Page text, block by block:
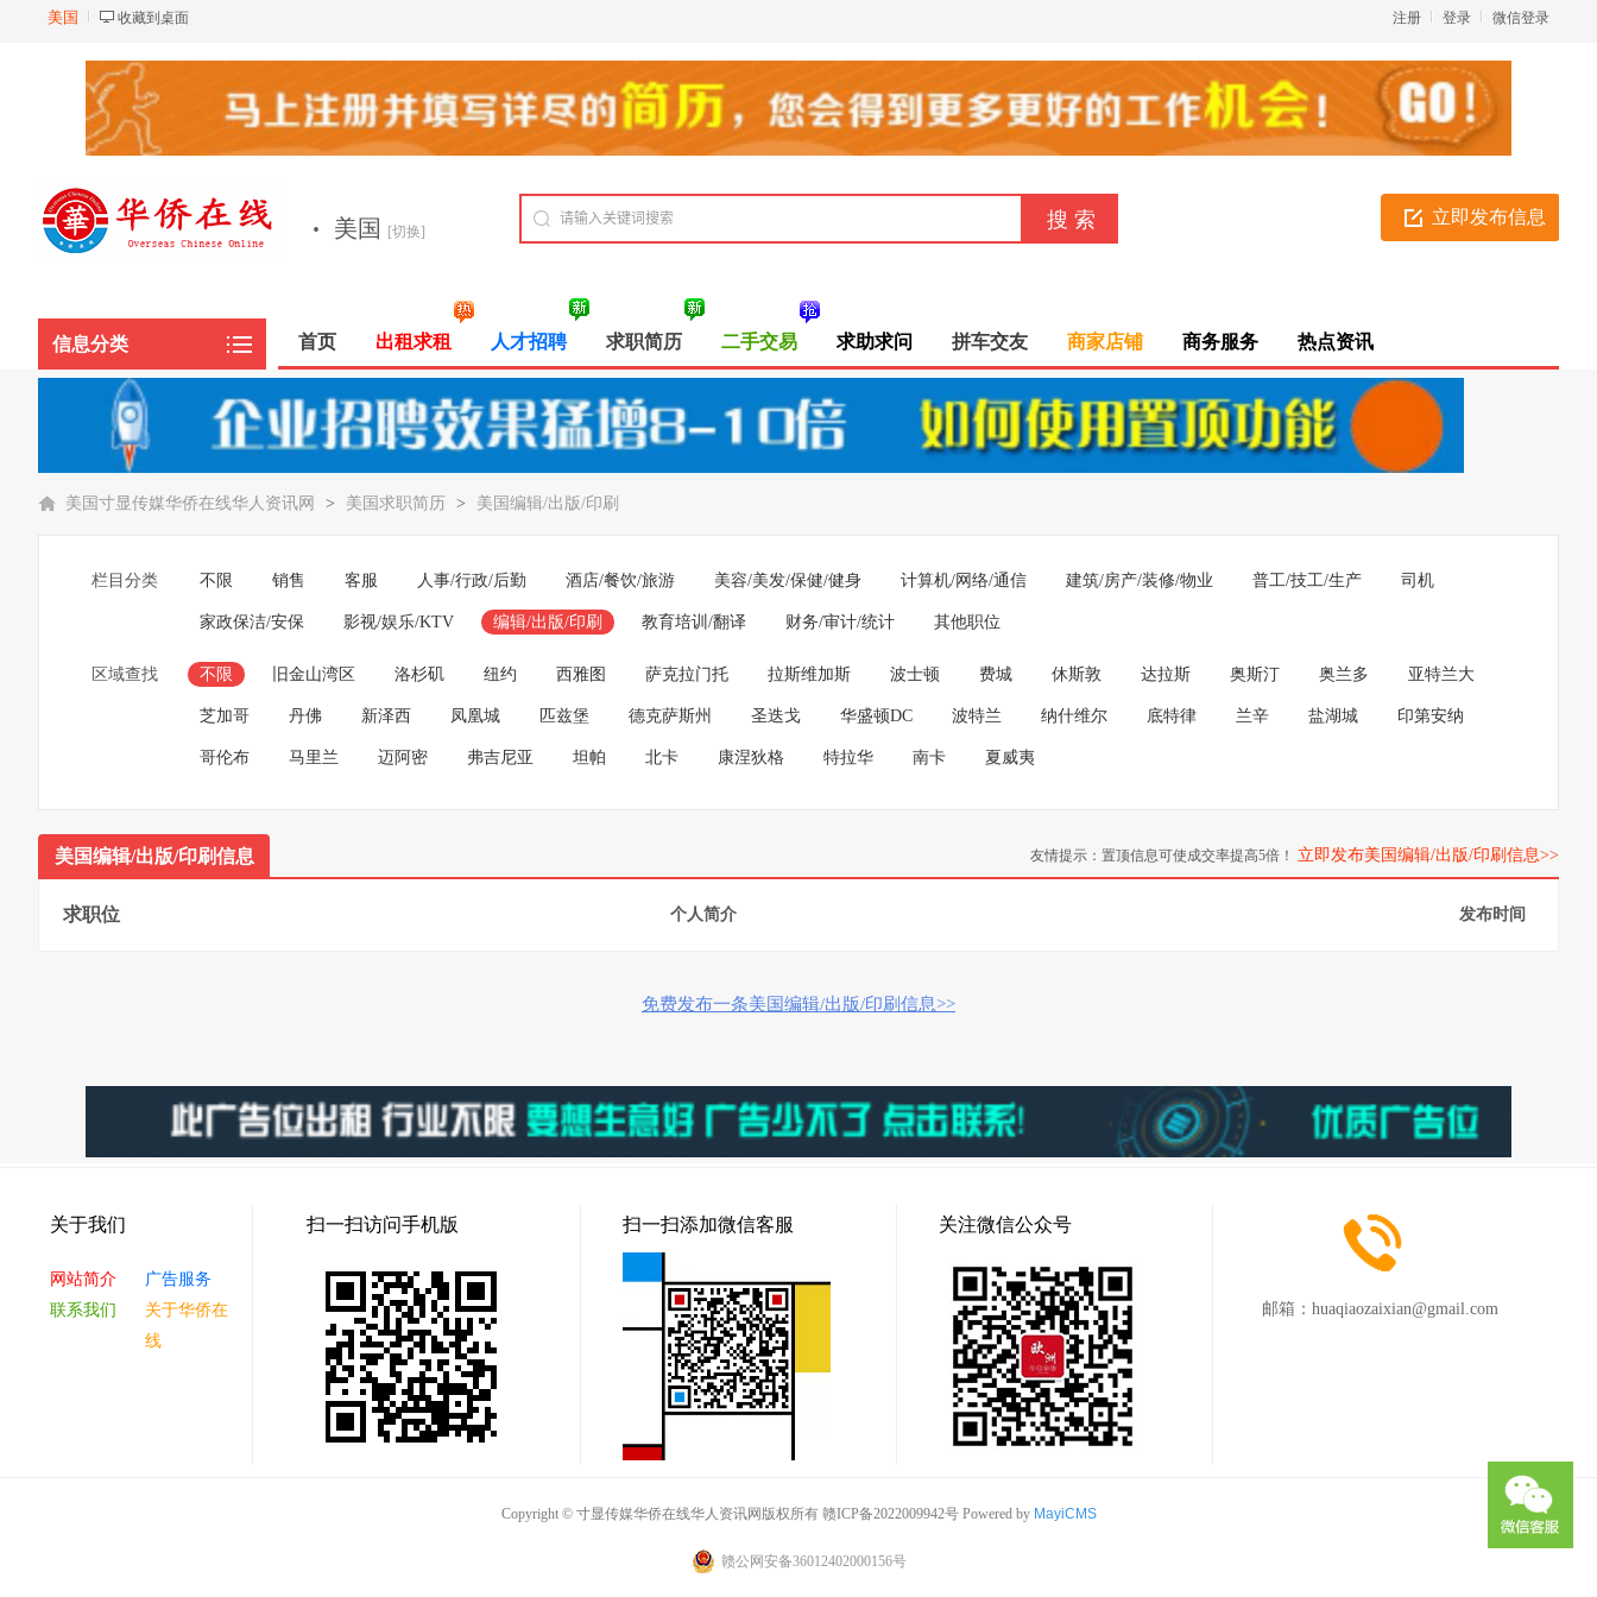
美国 收藏到桌面 微信登录
登录
注册
立即发布信息
· 美国 [切换]
信息分类 首页 出租求租 人才招聘 求职简历 二手交易 求助求问 拼车交友 商家店铺 商务服务 热点资讯
美国寸显传媒华侨在线华人资讯网 > 美国求职简历 > 美国编辑/出版/印刷
栏目分类 不限 销售 客服 人事/行政/后勤 酒店/餐饮/旅游 美容/美发/保健/健身 计算机/网络/通信 建筑/房产/装修/物业 普工/技工/生产 司机
家政保洁/安保 影视/娱乐/KTV 编辑/出版/印刷 教育培训/翻译 财务/审计/统计 其他职位
区域查找 不限 旧金山湾区 洛杉矶 纽约 西雅图 萨克拉门托 拉斯维加斯 波士顿 费城 休斯敦 达拉斯 奥斯汀 奥兰多 亚特兰大
芝加哥 丹佛 新泽西 凤凰城 匹兹堡 德克萨斯州 圣迭戈 华盛顿DC 波特兰 纳什维尔 底特律 兰辛 盐湖城 印第安纳
哥伦布 马里兰 迈阿密 弗吉尼亚 坦帕 北卡 康涅狄格 特拉华 南卡 夏威夷
美国编辑/出版/印刷信息 友情提示：置顶信息可使成交率提高5倍！ 立即发布美国编辑/出版/印刷信息>>
求职位 发布时间
个人简介
免费发布一条美国编辑/出版/印刷信息>>
关于我们
网站简介
广告服务
联系我们
关于华侨在
线
扫一扫访问手机版 扫一扫添加微信客服 关注微信公众号
邮箱： huaqiaozaixian@gmail.com
Copyright © 寸显传媒华侨在线华人资讯网版权所有 赣ICP备2022009942号Powered by MayiCMS
赣公网安备36012402000156号